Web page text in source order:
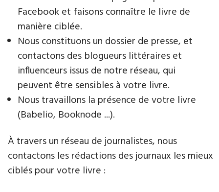
Facebook et faisons connaître le livre de
manière ciblée.
Nous constituons un dossier de presse, et
contactons des blogueurs littéraires et
influenceurs issus de notre réseau, qui
peuvent être sensibles à votre livre.
Nous travaillons la présence de votre livre
(Babelio, Booknode ...).
À travers un réseau de journalistes, nous
contactons les rédactions des journaux les mieux
ciblés pour votre livre :